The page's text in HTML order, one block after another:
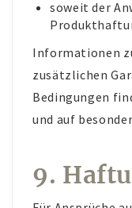
soweit der
Informationen
zusätzlichen
Bedingungen
und auf
9.